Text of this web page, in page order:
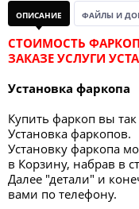
ОПИСАНИЕ ФАЙЛЫ И
СТОИМОСТЬ
ЗАКАЗЕ УСЛУГИ
Установка фаркопа
Купить фаркоп вы так
Установка фаркопов.
Установку фаркопа
в Корзину, набрав в
Далее "детали" и
вами по телефону.